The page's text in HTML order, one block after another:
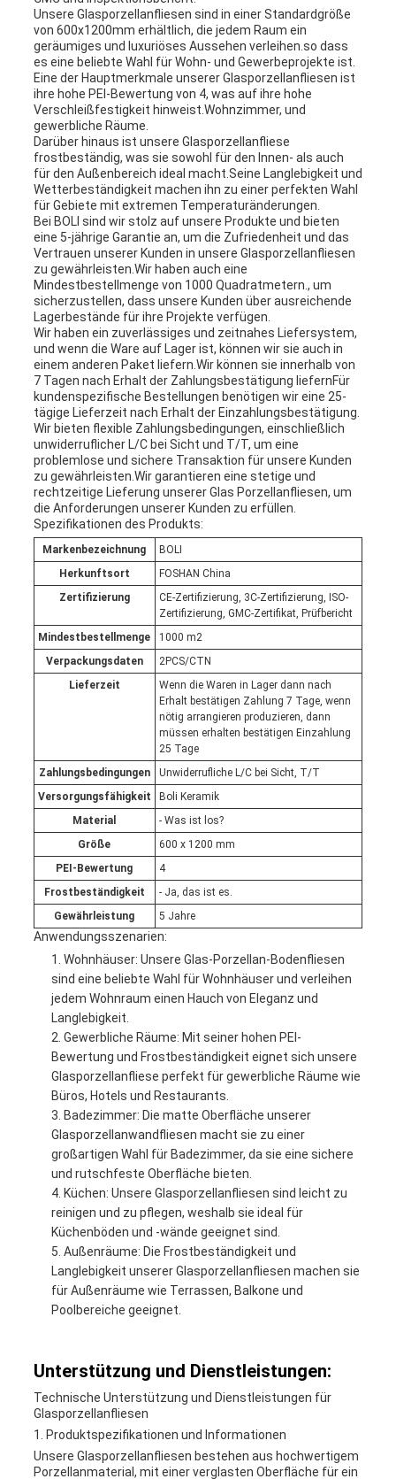
Unsere Glasporzellanfliesen sind in einer Standardgröße
von 600x1200mm erhältlich, die jedem Raum ein
geräumiges und luxuriöses Aussehen verleihen.so dass
es eine beliebte Wahl für Wohn- und Gewerbeprojekte ist.
Eine der Hauptmerkmale unserer Glasporzellanfliesen ist
ihre hohe PEI-Bewertung von 4, was auf ihre hohe
Verschleißfestigkeit hinweist.Wohnzimmer, und
gewerbliche Räume.
Darüber hinaus ist unsere Glasporzellanfliese
frostbeständig, was sie sowohl für den Innen- als auch
für den Außenbereich ideal macht.Seine Langlebigkeit und
Wetterbeständigkeit machen ihn zu einer perfekten Wahl
für Gebiete mit extremen Temperaturänderungen.
Bei BOLI sind wir stolz auf unsere Produkte und bieten
eine 5-jährige Garantie an, um die Zufriedenheit und das
Vertrauen unserer Kunden in unsere Glasporzellanfliesen
zu gewährleisten.Wir haben auch eine
Mindestbestellmenge von 1000 Quadratmetern., um
sicherzustellen, dass unsere Kunden über ausreichende
Lagerbestände für ihre Projekte verfügen.
Wir haben ein zuverlässiges und zeitnahes Liefersystem,
und wenn die Ware auf Lager ist, können wir sie auch in
einem anderen Paket liefern.Wir können sie innerhalb von
7 Tagen nach Erhalt der Zahlungsbestätigung liefernFür
kundenspezifische Bestellungen benötigen wir eine 25-
tägige Lieferzeit nach Erhalt der Einzahlungsbestätigung.
Wir bieten flexible Zahlungsbedingungen, einschließlich
unwiderruflicher L/C bei Sicht und T/T, um eine
problemlose und sichere Transaktion für unsere Kunden
zu gewährleisten.Wir garantieren eine stetige und
rechtzeitige Lieferung unserer Glas Porzellanfliesen, um
die Anforderungen unserer Kunden zu erfüllen.
Spezifikationen des Produkts:
Markenbezeichnung
BOLI
Herkunftsort
FOSHAN China
Zertifizierung
CE-Zertifizierung, 3C-Zertifizierung, ISO-
Zertifizierung, GMC-Zertifikat, Prüfbericht
Mindestbestellmenge
1000 m2
Verpackungsdaten
2PCS/CTN
Lieferzeit
Wenn die Waren in Lager dann nach
Erhalt bestätigen Zahlung 7 Tage, wenn
nötig arrangieren produzieren, dann
müssen erhalten bestätigen Einzahlung
25 Tage
Zahlungsbedingungen
Unwiderrufliche L/C bei Sicht, T/T
Versorgungsfähigkeit
Boli Keramik
Material
- Was ist los?
Größe
600 x 1200 mm
PEI-Bewertung
4
Frostbeständigkeit
- Ja, das ist es.
Gewährleistung
5 Jahre
Anwendungsszenarien:
Wohnhäuser: Unsere Glas-Porzellan-Bodenfliesen
sind eine beliebte Wahl für Wohnhäuser und verleihen
jedem Wohnraum einen Hauch von Eleganz und
Langlebigkeit.
Gewerbliche Räume: Mit seiner hohen PEI-
Bewertung und Frostbeständigkeit eignet sich unsere
Glasporzellanfliese perfekt für gewerbliche Räume wie
Büros, Hotels und Restaurants.
Badezimmer: Die matte Oberfläche unserer
Glasporzellanwandfliesen macht sie zu einer
großartigen Wahl für Badezimmer, da sie eine sichere
und rutschfeste Oberfläche bieten.
Küchen: Unsere Glasporzellanfliesen sind leicht zu
reinigen und zu pflegen, weshalb sie ideal für
Küchenböden und -wände geeignet sind.
Außenräume: Die Frostbeständigkeit und
Langlebigkeit unserer Glasporzellanfliesen machen sie
für Außenräume wie Terrassen, Balkone und
Poolbereiche geeignet.
Unterstützung und Dienstleistungen:
Technische Unterstützung und Dienstleistungen für
Glasporzellanfliesen
1. Produktspezifikationen und Informationen
Unsere Glasporzellanfliesen bestehen aus hochwertigem
Porzellanmaterial, mit einer verglasten Oberfläche für ein